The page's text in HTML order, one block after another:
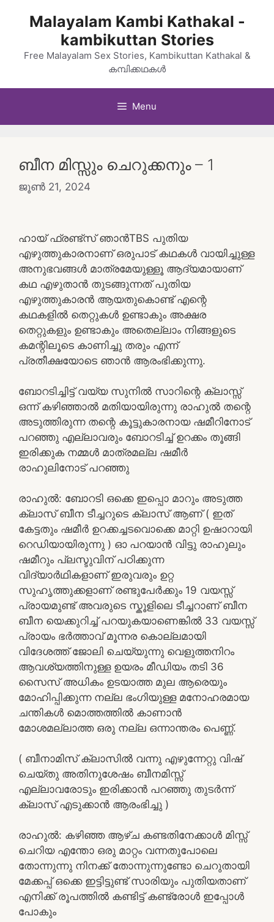
Malayalam Kambi Kathakal -
kambikuttan Stories
Free Malayalam Sex Stories, Kambikuttan Kathakal &
കമ്പിക്കഥകൾ
Menu
ബീന മിസ്സും ചെറുക്കനും – 1
ജൂൺ 21, 2024
ഹായ് ഫ്രണ്ട്സ് ഞാൻTBS പുതിയ
എഴുത്തുകാരനാണ് ഒരുപാട് കഥകൾ വായിച്ചുള്ള
അനുഭവങ്ങൾ മാത്രമേയുള്ളൂ ആദ്യമായാണ്
കഥ എഴുതാൻ തുടങ്ങുന്നത് പുതിയ
എഴുത്തുകാരൻ ആയതുകൊണ്ട് എന്റെ
കഥകളിൽ തെറ്റുകൾ ഉണ്ടാകും അക്ഷര
തെറ്റുകളും ഉണ്ടാകും അതെല്ലാം നിങ്ങളുടെ
കമന്റിലൂടെ കാണിച്ചു തരും എന്ന്
പ്രതീക്ഷയോടെ ഞാൻ ആരംഭിക്കുന്നു.
ബോറടിച്ചിട്ട് വയ്യ സുനിൽ സാറിന്റെ ക്ലാസ്സ്
ഒന്ന് കഴിഞ്ഞാൽ മതിയായിരുന്നു രാഹുൽ തന്റെ
അടുത്തിരുന്ന തന്റെ കൂട്ടുകാരനായ ഷമീറിനോട്
പറഞ്ഞു എല്ലാവരും ബോറടിച്ച് ഉറക്കം തൂങ്ങി
ഇരിക്കുക നമ്മൾ മാത്രമല്ല ഷമീർ
രാഹുലിനോട് പറഞ്ഞു
രാഹുൽ: ബോറടി ഒക്കെ ഇപ്പൊ മാറും അടുത്ത
ക്ലാസ് ബീന ടീച്ചറുടെ ക്ലാസ് ആണ് ( ഇത്
കേട്ടതും ഷമീർ ഉറക്കച്ചടവൊക്കെ മാറ്റി ഉഷാറായി
റെഡിയായിരുന്നു ) ഓ പറയാൻ വിട്ടു രാഹുലും
ഷമീറും പ്ലസ്ടുവിന് പഠിക്കുന്ന
വിദ്യാർഥികളാണ് ഇരുവരും ഉറ്റ
സുഹൃത്തുക്കളാണ് രണ്ടുപേർക്കും 19 വയസ്സ്
പ്രായമുണ്ട് അവരുടെ സ്കൂളിലെ ടീച്ചറാണ് ബീന
ബീന യെക്കുറിച്ച് പറയുകയാണെങ്കിൽ 33 വയസ്സ്
പ്രായം ഭർത്താവ് മൂന്നര കൊല്ലമായി
വിദേശത്ത് ജോലി ചെയ്യുന്നു വെളുത്തനിറം
ആവശ്യത്തിനുള്ള ഉയരം മീഡിയം തടി 36
സൈസ് അധികം ഉടയാത്ത മുല ആരെയും
മോഹിപ്പിക്കുന്ന നല്ല ഭംഗിയുള്ള മനോഹരമായ
ചന്തികൾ മൊത്തത്തിൽ കാണാൻ
മോശമല്ലാത്ത ഒരു നല്ല ഒന്നാന്തരം പെണ്ണ്.
( ബീനാമിസ് ക്ലാസിൽ വന്നു എഴുന്നേറ്റു വിഷ്
ചെയ്തു അതിനുശേഷം ബീനമിസ്സ്‌
എല്ലാവരോടും ഇരിക്കാൻ പറഞ്ഞു തുടർന്ന്
ക്ലാസ് എടുക്കാൻ ആരംഭിച്ചു )
രാഹുൽ: കഴിഞ്ഞ ആഴ്ച കണ്ടതിനേക്കാൾ മിസ്സ്
ചെറിയ എന്തോ ഒരു മാറ്റം വന്നതുപോലെ
തോന്നുന്നു നിനക്ക് തോന്നുന്നുണ്ടോ ചെറുതായി
മേക്കപ്പ് ഒക്കെ ഇട്ടിട്ടുണ്ട് സാരിയും പുതിയതാണ്
എനിക്ക് രൂപത്തിൽ കണ്ടിട്ട് കണ്ട്രോൾ ഇപ്പോൾ
പോകും